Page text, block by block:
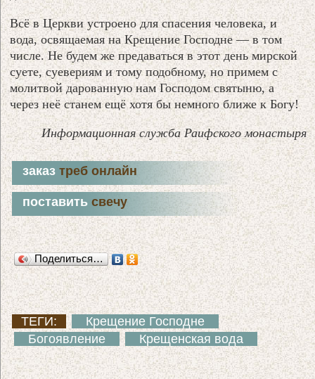
Всё в Церкви устроено для спасения человека, и
вода, освящаемая на Крещение Господне — в том
числе. Не будем же предаваться в этот день мирской
суете, суевериям и тому подобному, но примем с
молитвой дарованную нам Господом святыню, а
через неё станем ещё хотя бы немного ближе к Богу!
Информационная служба Раифского монастыря
заказтреб онлайн
поставитьсвечу
Поделиться…
ТЕГИ:
Крещение Господне
Богоявление
Крещенская вода